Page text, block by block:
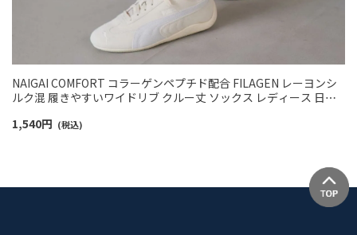
NAIGAI COMFORT コラーゲンペプチド配合 FILAGEN レーヨンシ
ルク混 履きやすいワイドリブ クルー丈 ソックス レディース 日本
1,540円 (税込)